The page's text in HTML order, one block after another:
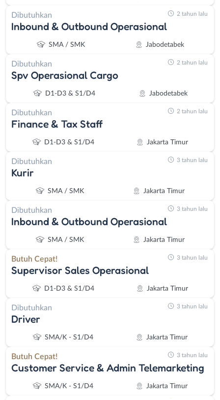
Dibutuhkan
Inbound & Outbound Operasional
SMA / SMK Jabodetabek
2 tahun lalu
Dibutuhkan
Spv Operasional Cargo
D1-D3 & S1/D4 Jabodetabek
2 tahun lalu
Dibutuhkan
Finance & Tax Staff
D1-D3 & S1/D4 Jakarta Timur
2 tahun lalu
Dibutuhkan
Kurir
SMA / SMK Jakarta Timur
3 tahun lalu
Dibutuhkan
Inbound & Outbound Operasional
SMA / SMK Jakarta Timur
3 tahun lalu
Butuh Cepat!
Supervisor Sales Operasional
D1-D3 & S1/D4 Jakarta Timur
3 tahun lalu
Dibutuhkan
Driver
SMA/K - S1/D4 Jakarta Timur
3 tahun lalu
Butuh Cepat!
Customer Service & Admin Telemarketing
SMA/K - S1/D4 Jakarta Timur
3 tahun lalu
WhatsApp
Telegram